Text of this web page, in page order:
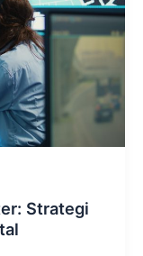
Strategi